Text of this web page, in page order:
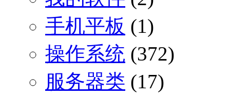
手机平板 (1)
操作系统 (372)
服务器类 (17)